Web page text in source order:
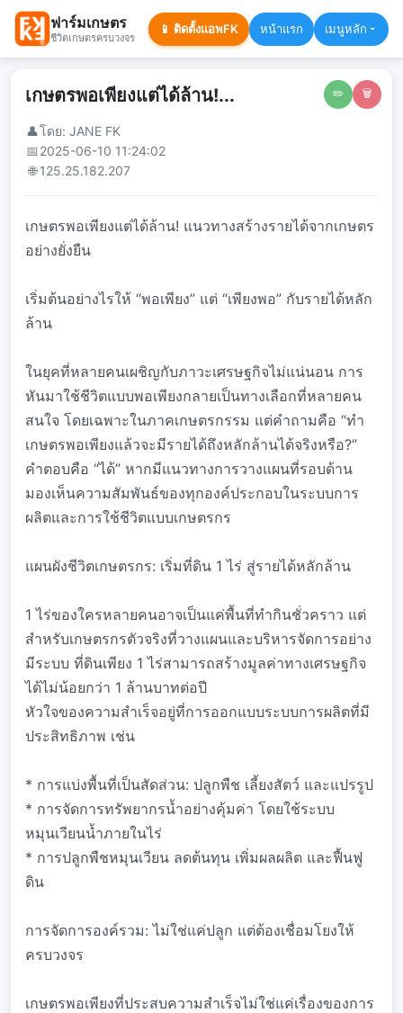
ฟาร์มเกษตร
ชีวิตเกษตรครบวงจร
📱 ติดตั้งแอพFK หน้าแรก เมนูหลัก
✏️ 🗑️
เกษตรพอเพียงแต่ได้ล้าน!...
👤โดย: JANE FK
📅2025-06-10 11:24:02
🌐 125.25.182.207
เกษตรพอเพียงแต่ได้ล้าน! แนวทางสร้างรายได้จากเกษตร
อย่างยั่งยืน
เริ่มต้นอย่างไรให้ “พอเพียง” แต่ “เพียงพอ” กับรายได้หลัก
ล้าน
ในยุคที่หลายคนเผชิญกับภาวะเศรษฐกิจไม่แน่นอน การ
หันมาใช้ชีวิตแบบพอเพียงกลายเป็นทางเลือกที่หลายคน
สนใจ โดยเฉพาะในภาคเกษตรกรรม แต่คำถามคือ “ทำ
เกษตรพอเพียงแล้วจะมีรายได้ถึงหลักล้านได้จริงหรือ?”
คำตอบคือ “ได้” หากมีแนวทางการวางแผนที่รอบด้าน
มองเห็นความสัมพันธ์ของทุกองค์ประกอบในระบบการ
ผลิตและการใช้ชีวิตแบบเกษตรกร
แผนผังชีวิตเกษตรกร: เริ่มที่ดิน 1 ไร่ สู่รายได้หลักล้าน
1 ไร่ของใครหลายคนอาจเป็นแค่พื้นที่ทำกินชั่วคราว แต่
สำหรับเกษตรกรตัวจริงที่วางแผนและบริหารจัดการอย่าง
มีระบบ ที่ดินเพียง 1 ไร่สามารถสร้างมูลค่าทางเศรษฐกิจ
ได้ไม่น้อยกว่า 1 ล้านบาทต่อปี
หัวใจของความสำเร็จอยู่ที่การออกแบบระบบการผลิตที่มี
ประสิทธิภาพ เช่น
* การแบ่งพื้นที่เป็นสัดส่วน: ปลูกพืช เลี้ยงสัตว์ และแปรรูป
* การจัดการทรัพยากรน้ำอย่างคุ้มค่า โดยใช้ระบบ
หมุนเวียนน้ำภายในไร่
* การปลูกพืชหมุนเวียน ลดต้นทุน เพิ่มผลผลิต และฟื้นฟู
ดิน
การจัดการองค์รวม: ไม่ใช่แค่ปลูก แต่ต้องเชื่อมโยงให้
ครบวงจร
เกษตรพอเพียงที่ประสบความสำเร็จไม่ใช่แค่เรื่องของการ